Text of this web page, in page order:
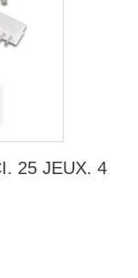
25 JEUX. 4